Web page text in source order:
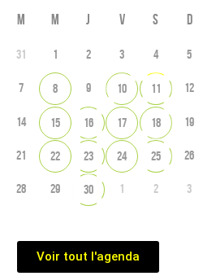
M M J V S D
31 1 2 3 4 5
7 8 9 10 11 12
14 15 16 17 18 19
21 22 23 24 25 26
28 29 30 1 2 3
Voir tout l'agenda